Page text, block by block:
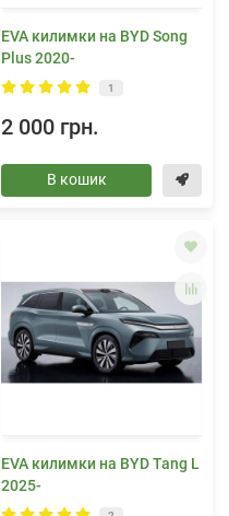
EVA килимки на BYD Song
Plus 2020-
1
2 000 грн.
В кошик
EVA килимки на BYD Tang L
2025-